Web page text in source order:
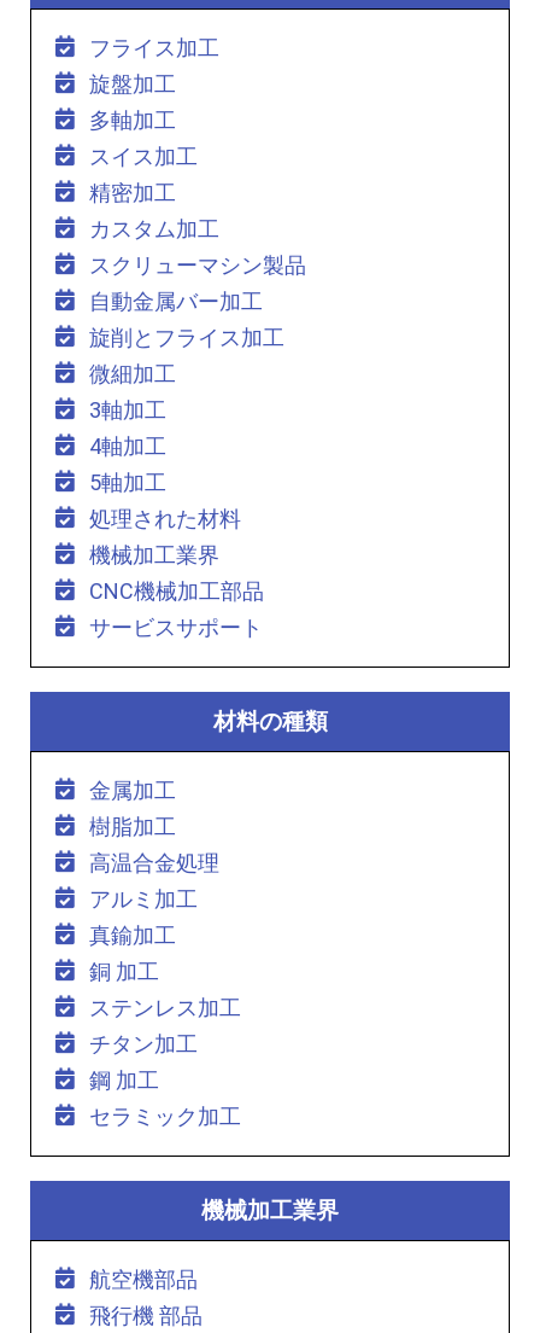
フライス加工
旋盤加工
多軸加工
スイス加工
精密加工
カスタム加工
スクリューマシン製品
自動金属バー加工
旋削とフライス加工
微細加工
3軸加工
4軸加工
5軸加工
処理された材料
機械加工業界
CNC機械加工部品
サービスサポート
材料の種類
金属加工
樹脂加工
高温合金処理
アルミ加工
真鍮加工
銅 加工
ステンレス加工
チタン加工
鋼 加工
セラミック加工
機械加工業界
航空機部品
飛行機 部品